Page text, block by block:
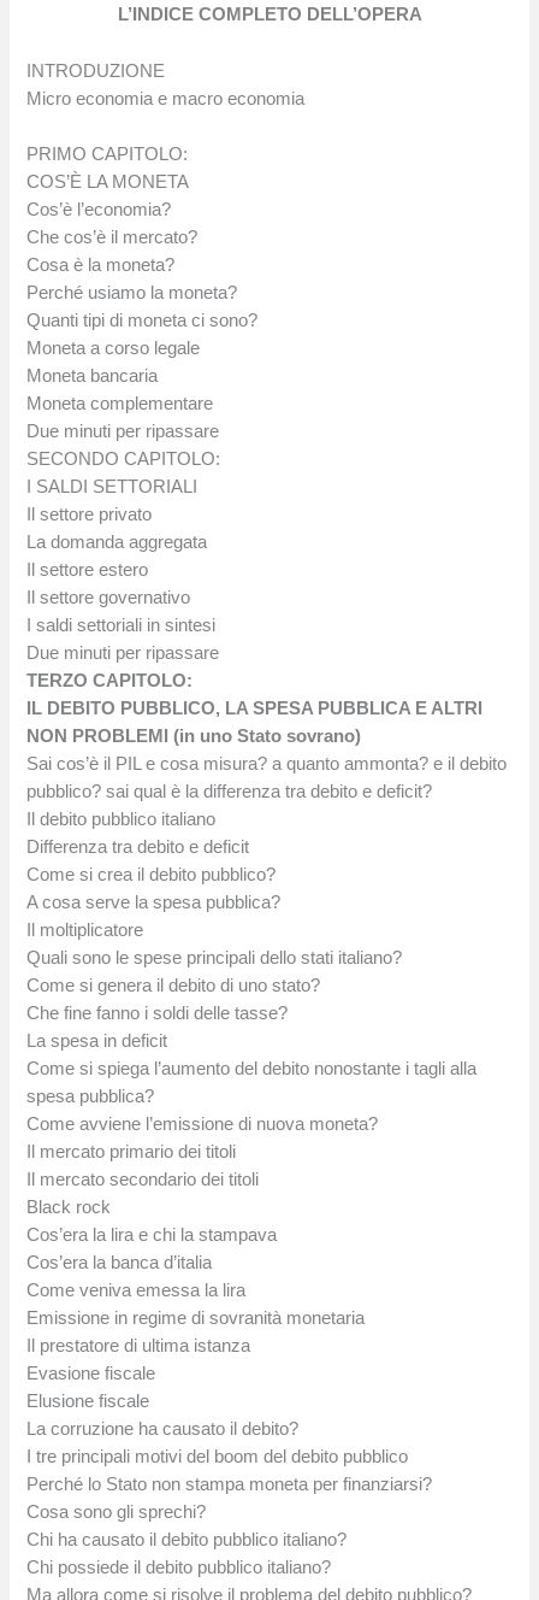
L’INDICE COMPLETO DELL’OPERA
INTRODUZIONE
Micro economia e macro economia
PRIMO CAPITOLO:
COS’È LA MONETA
Cos’è l’economia?
Che cos’è il mercato?
Cosa è la moneta?
Perché usiamo la moneta?
Quanti tipi di moneta ci sono?
Moneta a corso legale
Moneta bancaria
Moneta complementare
Due minuti per ripassare
SECONDO CAPITOLO:
I SALDI SETTORIALI
Il settore privato
La domanda aggregata
Il settore estero
Il settore governativo
I saldi settoriali in sintesi
Due minuti per ripassare
TERZO CAPITOLO:
IL DEBITO PUBBLICO, LA SPESA PUBBLICA E ALTRI
NON PROBLEMI (in uno Stato sovrano)
Sai cos’è il PIL e cosa misura? a quanto ammonta? e il debito
pubblico? sai qual è la differenza tra debito e deficit?
Il debito pubblico italiano
Differenza tra debito e deficit
Come si crea il debito pubblico?
A cosa serve la spesa pubblica?
Il moltiplicatore
Quali sono le spese principali dello stati italiano?
Come si genera il debito di uno stato?
Che fine fanno i soldi delle tasse?
La spesa in deficit
Come si spiega l’aumento del debito nonostante i tagli alla
spesa pubblica?
Come avviene l’emissione di nuova moneta?
Il mercato primario dei titoli
Il mercato secondario dei titoli
Black rock
Cos’era la lira e chi la stampava
Cos’era la banca d’italia
Come veniva emessa la lira
Emissione in regime di sovranità monetaria
Il prestatore di ultima istanza
Evasione fiscale
Elusione fiscale
La corruzione ha causato il debito?
I tre principali motivi del boom del debito pubblico
Perché lo Stato non stampa moneta per finanziarsi?
Cosa sono gli sprechi?
Chi ha causato il debito pubblico italiano?
Chi possiede il debito pubblico italiano?
Ma allora come si risolve il problema del debito pubblico?